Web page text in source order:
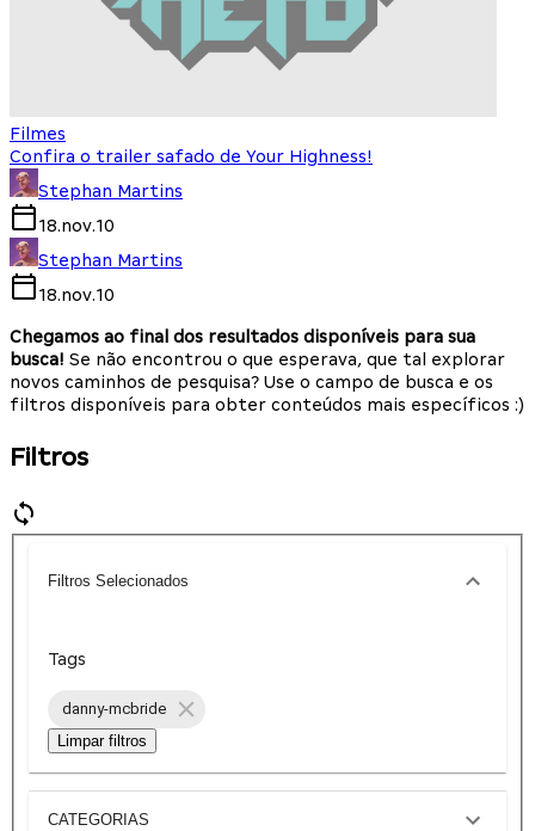
Filmes
Confira o trailer safado de Your Highness!
Stephan Martins
18.nov.10
Stephan Martins
18.nov.10
Chegamos ao final dos resultados disponíveis para sua
busca! Se não encontrou o que esperava, que tal explorar
novos caminhos de pesquisa? Use o campo de busca e os
filtros disponíveis para obter conteúdos mais específicos :)
Filtros
Filtros Selecionados
Tags
danny-mcbride
Limpar filtros
CATEGORIAS